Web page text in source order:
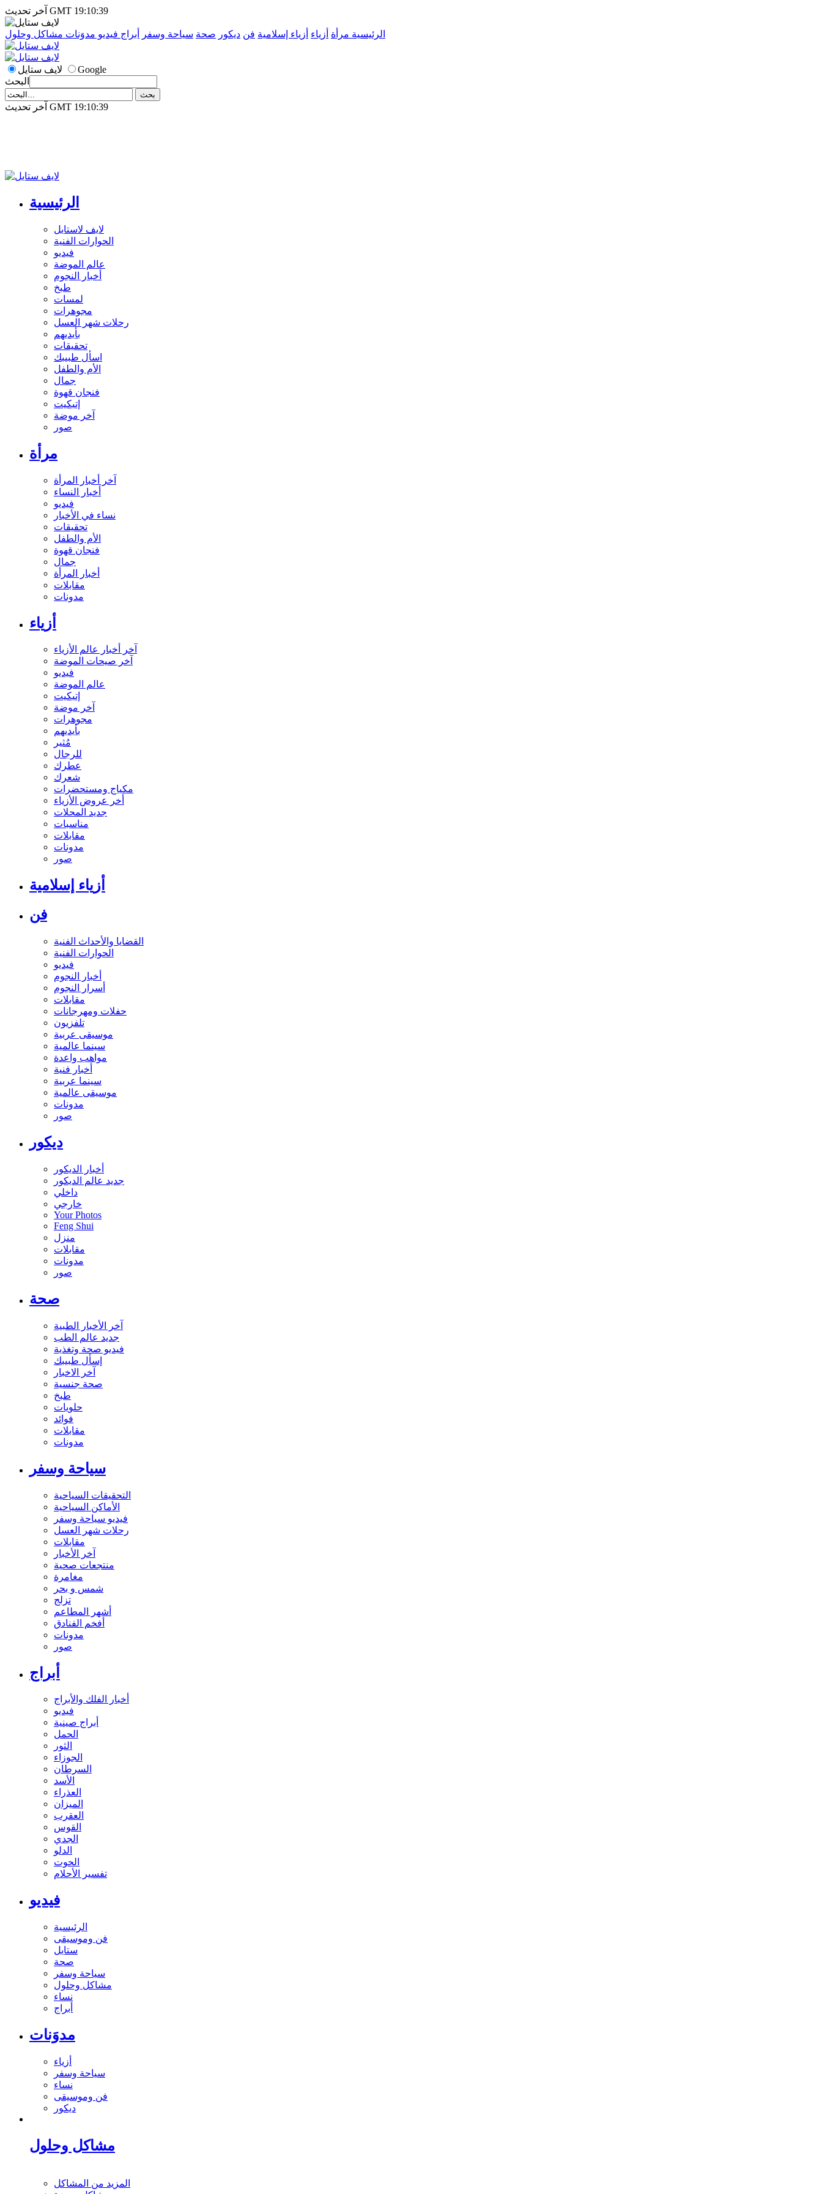
آخر تحديث GMT 19:10:39
الرئيسية مرأة أزياء أزياء إسلامية فن ديكور صحة سياحة وسفر أبراج فيديو مدوَنات مشاكل وحلول
لايف ستايل
Google
البحث
آخر تحديث GMT 19:10:39
الرئيسية
لايف لاستايل
الحوارات الفنية
فيديو
عالم الموضة
أخبار النجوم
طبخ
لمسات
مجوهرات
رحلات شهر العسل
بأيديهم
تحقيقات
اسأل طبيبك
الأم والطفل
جمال
فنجان قهوة
إتيكيت
آخر موضة
صور
مرأة
آخر أخبار المرأة
أخبار النساء
فيديو
نساء في الأخبار
تحقيقات
الأم والطفل
فنجان قهوة
جمال
أخبار المرأة
مقابلات
مدونات
أزياء
آخر أخبار عالم الأزياء
آخر صيحات الموضة
فيديو
عالم الموضة
إتيكيت
آخر موضة
مجوهرات
بأيديهم
مُثير
للرجال
عطرك
شعرك
مكياج ومستحضرات
أخر عروض الأزياء
جديد المحلات
مناسبات
مقابلات
مدونات
صور
أزياء إسلامية
فن
القضايا والأحداث الفنية
الحوارات الفنية
فيديو
أخبار النجوم
أسرار النجوم
مقابلات
حفلات ومهرجانات
تلفزيون
موسيقى عربية
سينما عالمية
مواهب واعدة
أخبار فنية
سينما عربية
موسيقى عالمية
مدونات
صور
ديكور
أخبار الديكور
جديد عالم الديكور
داخلي
خارجي
Your Photos
Feng Shui
منزل
مقابلات
مدونات
صور
صحة
آخر الأخبار الطبية
جديد عالم الطب
فيديو صحة وتغذية
إسأل طبيبك
آخر الاخبار
صحة جنسية
طبخ
حلويات
فوائد
مقابلات
مدونات
سياحة وسفر
التحقيقات السياحية
الأماكن السياحية
فيديو سياحة وسفر
رحلات شهر العسل
مقابلات
آخر الأخبار
منتجعات صحية
مغامرة
شمس و بحر
تزلج
أشهر المطاعم
أفخم الفنادق
مدونات
صور
أبراج
أخبار الفلك والأبراج
فيديو
أبراج صينية
الحمل
الثور
الجوزاء
السرطان
الأسد
العذراء
الميزان
العقرب
القوس
الجدي
الدلو
الحوت
تفسير الأحلام
فيديو
الرئيسية
فن وموسيقى
ستايل
صحة
سياحة وسفر
مشاكل وحلول
نساء
أبراج
مدوَنات
أزياء
سياحة وسفر
نساء
فن وموسيقى
ديكور
مشاكل وحلول
المزيد من المشاكل